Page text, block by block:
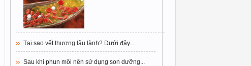
Tại sao vết thương lâu lành? Dưới đây...
Sau khi phun môi nên sử dụng son dưỡng...